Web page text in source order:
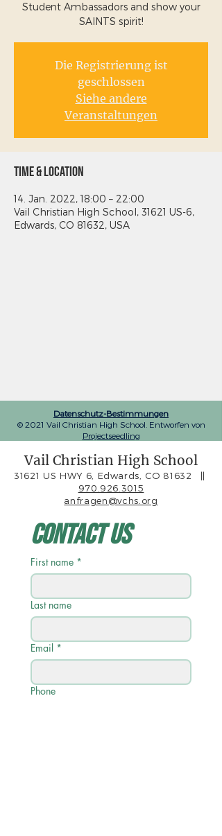
Student Ambassadors and show your
SAINTS spirit!
Die Registrierung ist
geschlossen
Siehe andere
Veranstaltungen
Time & Location
14. Jan. 2022, 18:00 – 22:00
Vail Christian High School, 31621 US-6,
Edwards, CO 81632, USA
Datenschutz-Bestimmungen
© 2021 Vail Christian High School. Entworfen von
Projectseedling
Vail Christian High School
31621 US HWY 6, Edwards, CO 81632
||
970.926.3015
anfragen@vchs.org
Contact Us
First name *
Last name
Email *
Phone